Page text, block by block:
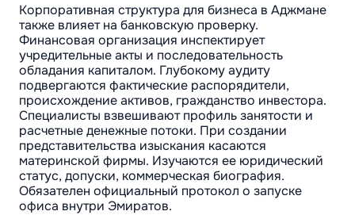
Корпоративная структура для бизнеса в Аджмане
также влияет на банковскую проверку.
Финансовая организация инспектирует
учредительные акты и последовательность
обладания капиталом. Глубокому аудиту
подвергаются фактические распорядители,
происхождение активов, гражданство инвестора.
Специалисты взвешивают профиль занятости и
расчетные денежные потоки. При создании
представительства изыскания касаются
материнской фирмы. Изучаются ее юридический
статус, допуски, коммерческая биография.
Обязателен официальный протокол о запуске
офиса внутри Эмиратов.